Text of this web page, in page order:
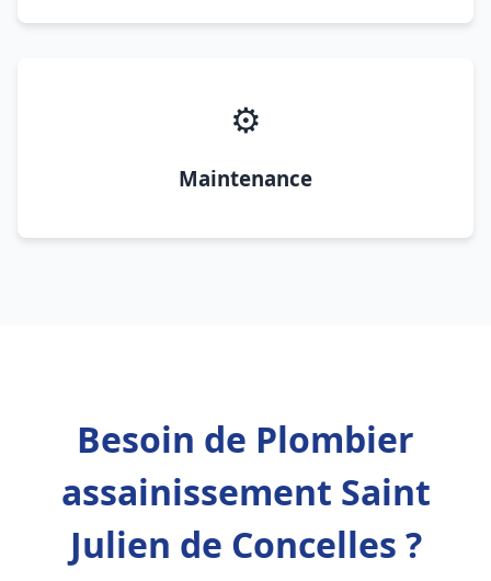
⚙️
Maintenance
Besoin de Plombier
assainissement Saint
Julien de Concelles ?